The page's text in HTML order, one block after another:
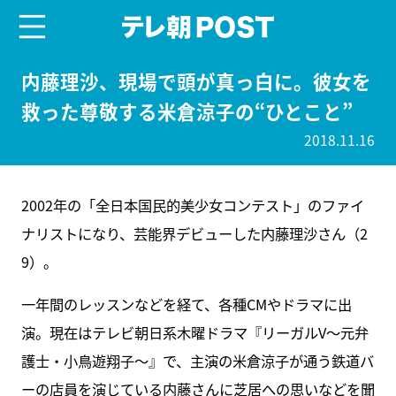
内藤理沙、現場で頭が真っ白に。彼女を
救った尊敬する米倉涼子の“ひとこと”
2018.11.16
2002年の「全日本国民的美少女コンテスト」のファイ
ナリストになり、芸能界デビューした内藤理沙さん（2
9）。
一年間のレッスンなどを経て、各種CMやドラマに出
演。現在はテレビ朝日系木曜ドラマ『リーガルV～元弁
護士・小鳥遊翔子～』で、主演の米倉涼子が通う鉄道バ
ーの店員を演じている内藤さんに芝居への思いなどを聞